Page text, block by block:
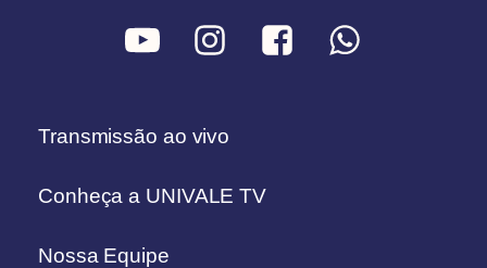
Transmissão ao vivo
Conheça a UNIVALE TV
Nossa Equipe